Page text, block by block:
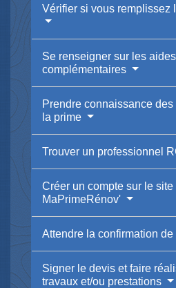
Vérifier si vous remplissez
Se renseigner sur les aides
complémentaires
Prendre connaissance
la prime
Trouver un professionnel
Créer un compte sur le site
MaPrimeRénov'
Attendre la confirmation de
Signer le devis et faire
travaux et/ou prestations